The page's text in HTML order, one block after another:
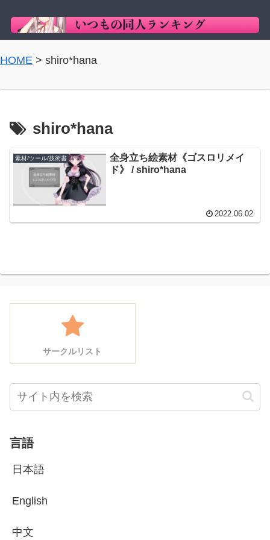
HOME > shiro*hana
shiro*hana
素材/ツール/技術書
全身立ち絵素材《ゴスロリメイ
ド》 / shiro*hana
2022.06.02
サークルリスト
言語
日本語
English
中文